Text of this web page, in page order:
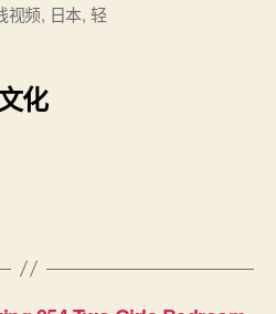
视频, 日本, 轻
化